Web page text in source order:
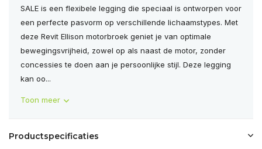
Uitverkocht
SALE is een flexibele legging die speciaal is ontworpen voor
een perfecte pasvorm op verschillende lichaamstypes. Met
deze Revit Ellison motorbroek geniet je van optimale
bewegingsvrijheid, zowel op als naast de motor, zonder
concessies te doen aan je persoonlijke stijl. Deze legging
kan oo...
Toon meer
Productspecificaties